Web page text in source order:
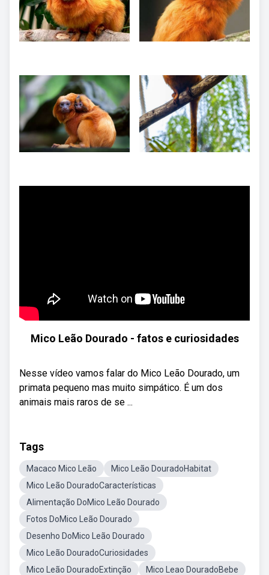
Mico Leão Dourado - fatos e curiosidades
Nesse vídeo vamos falar do Mico Leão Dourado, um
primata pequeno mas muito simpático. É um dos
animais mais raros de se ...
Tags
Macaco Mico Leão
Mico Leão DouradoHabitat
Mico Leão DouradoCaracterísticas
Alimentação DoMico Leão Dourado
Fotos DoMico Leão Dourado
Desenho DoMico Leão Dourado
Mico Leão DouradoCuriosidades
Mico Leão DouradoExtinção
Mico Leao DouradoBebe